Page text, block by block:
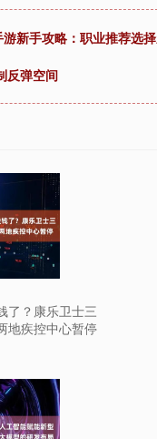
新手攻略：职业推荐选
反弹空间
了？康乐卫士三
地疾控中心暂停